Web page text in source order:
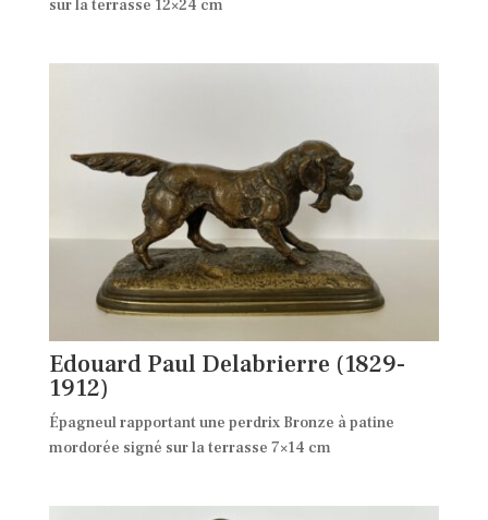
sur la terrasse 12×24 cm
Edouard Paul Delabrierre (1829-
1912)
Épagneul rapportant une perdrix Bronze à patine
mordorée signé sur la terrasse 7×14 cm